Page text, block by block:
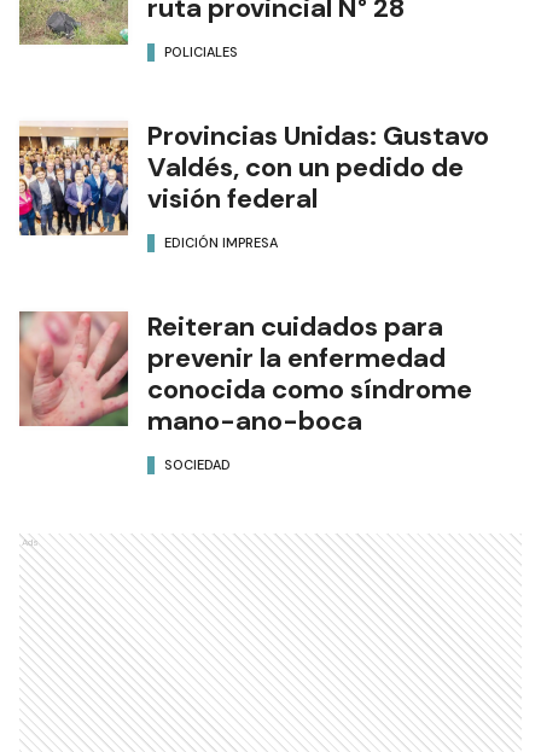
ruta provincial N° 28
POLICIALES
Provincias Unidas: Gustavo
Valdés, con un pedido de
visión federal
EDICIÓN IMPRESA
Reiteran cuidados para
prevenir la enfermedad
conocida como síndrome
mano-ano-boca
SOCIEDAD
Ads